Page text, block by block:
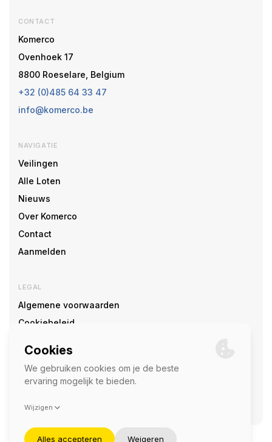
CONTACT
Komerco
Ovenhoek 17
8800 Roeselare, Belgium
+32 (0)485 64 33 47
info@komerco.be
NAVIGATIE
Veilingen
Alle Loten
Nieuws
Over Komerco
Contact
Aanmelden
LEGAL
Algemene voorwaarden
Cookiebeleid
SOCIAL
©2026 — Komerco